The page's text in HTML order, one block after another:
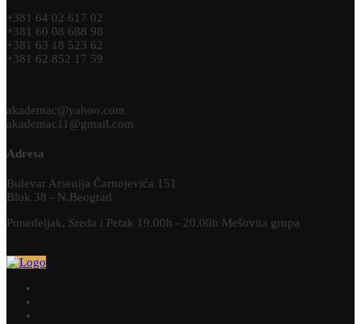
+381 64 02 617 02
+381 60 08 688 98
+381 63 18 523 62
+381 62 852 17 59
akademac@yahoo.com
akademac11@gmail.com
Adresa
Bulevar Arsenija Čarnojevića 151
Blok 38 - N.Beograd
Ponedeljak, Sreda i Petak 19.00h - 20.00h Mešovita grupa